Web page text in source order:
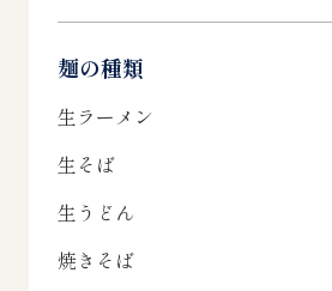
麺の種類
生ラーメン
生そば
生うどん
焼きそば